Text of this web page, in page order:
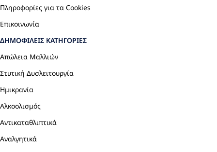
Πληροφορίες για τα Cookies
Επικοινωνία
ΔΗΜΟΦΙΛΕΊΣ ΚΑΤΗΓΟΡΊΕΣ
Απώλεια Μαλλιών
Στυτική Δυσλειτουργία
Ημικρανία
Αλκοολισμός
Αντικαταθλιπτικά
Αναλγητικά